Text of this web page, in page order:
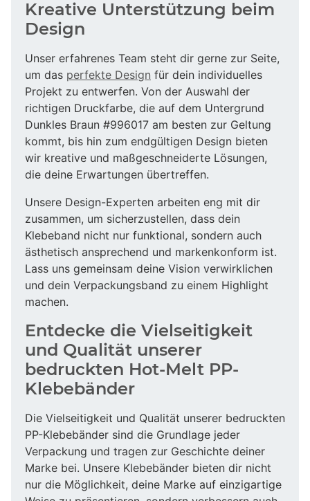
Kreative Unterstützung beim
Design
Unser erfahrenes Team steht dir gerne zur Seite,
um das perfekte Design für dein individuelles
Projekt zu entwerfen. Von der Auswahl der
richtigen Druckfarbe, die auf dem Untergrund
Dunkles Braun #996017 am besten zur Geltung
kommt, bis hin zum endgültigen Design bieten
wir kreative und maßgeschneiderte Lösungen,
die deine Erwartungen übertreffen.
Unsere Design-Experten arbeiten eng mit dir
zusammen, um sicherzustellen, dass dein
Klebeband nicht nur funktional, sondern auch
ästhetisch ansprechend und markenkonform ist.
Lass uns gemeinsam deine Vision verwirklichen
und dein Verpackungsband zu einem Highlight
machen.
Entdecke die Vielseitigkeit
und Qualität unserer
bedruckten Hot-Melt PP-
Klebebänder
Die Vielseitigkeit und Qualität unserer bedruckten
PP-Klebebänder sind die Grundlage jeder
Verpackung und tragen zur Geschichte deiner
Marke bei. Unsere Klebebänder bieten dir nicht
nur die Möglichkeit, deine Marke auf einzigartige